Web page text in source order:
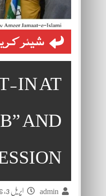
شیئر
IN AT
AND
admin اپریل 3, 2026